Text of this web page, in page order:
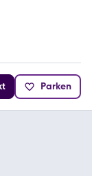
Parken